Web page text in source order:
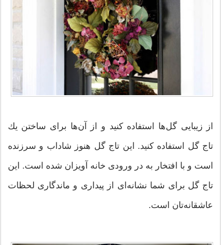
از زیبایی گل‌ها استفاده کنید و از آن‌ها برای ساختن یك
تاج گل استفاده کنید. این تاج گل هنوز شاداب و سرزنده
است و با افتخار به در ورودی خانه آویزان شده است. این
تاج گل برای شما نشانه‌ای از پیداری و ماندگاری لحظات
عاشقانه‌تان است.